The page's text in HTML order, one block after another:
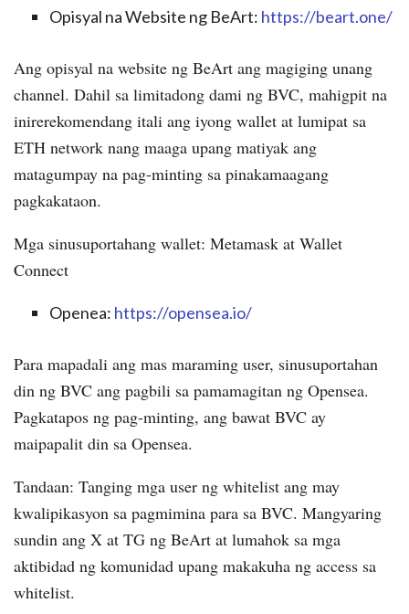
Opisyal na Website ng BeArt: https://beart.one/
Ang opisyal na website ng BeArt ang magiging unang
channel. Dahil sa limitadong dami ng BVC, mahigpit na
inirerekomendang itali ang iyong wallet at lumipat sa
ETH network nang maaga upang matiyak ang
matagumpay na pag-minting sa pinakamaagang
pagkakataon.
Mga sinusuportahang wallet: Metamask at Wallet
Connect
Openea: https://opensea.io/
Para mapadali ang mas maraming user, sinusuportahan
din ng BVC ang pagbili sa pamamagitan ng Opensea.
Pagkatapos ng pag-minting, ang bawat BVC ay
maipapalit din sa Opensea.
Tandaan: Tanging mga user ng whitelist ang may
kwalipikasyon sa pagmimina para sa BVC. Mangyaring
sundin ang X at TG ng BeArt at lumahok sa mga
aktibidad ng komunidad upang makakuha ng access sa
whitelist.